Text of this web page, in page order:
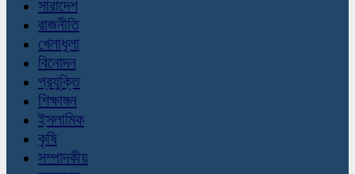
সারাদেশ
রাজনীতি
খেলাধুলা
বিনোদন
প্রযুক্তি
শিক্ষাঙ্গন
ইসলামিক
কৃষি
সম্পাদকীয়